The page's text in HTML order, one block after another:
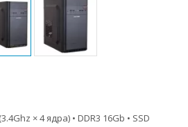
× 4 ядра) • DDR3 16Gb • SSD